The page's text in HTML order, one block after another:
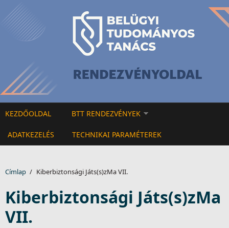
Ugrás a tartalomra
KEZDŐOLDAL BTT RENDEZVÉNYEK
ADATKEZELÉS TECHNIKAI PARAMÉTEREK
Címlap / Kiberbiztonsági Játs(s)zMa VII.
Kiberbiztonsági Játs(s)zMa
VII.